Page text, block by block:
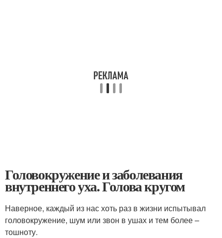
Головокружение и заболевания
внутреннего уха. Голова кругом
Наверное, каждый из нас хоть раз в жизни испытывал
головокружение, шум или звон в ушах и тем более –
тошноту.